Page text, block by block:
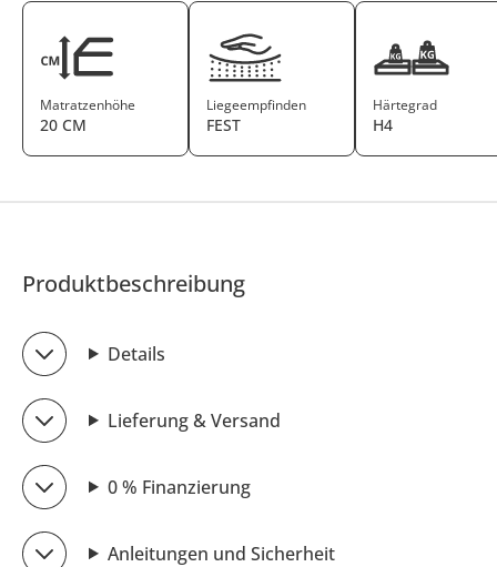
Matratzenhöhe
20 CM
Liegeempfinden
FEST
Härtegrad
H4
Produktbeschreibung
Details
Lieferung & Versand
0 % Finanzierung
Anleitungen und Sicherheit